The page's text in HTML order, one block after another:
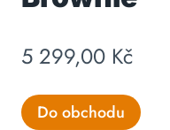
5 299,00 Kč
Do obchodu